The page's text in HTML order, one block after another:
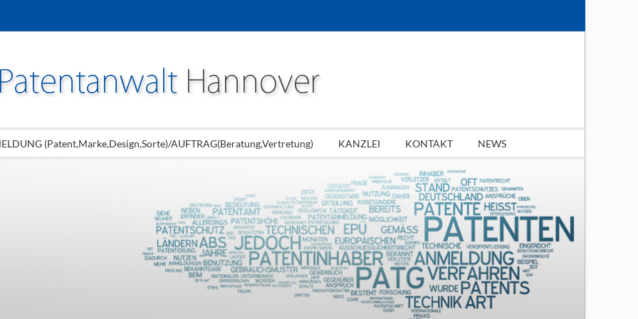
(Patent,Marke,Design,Sorte)/AUFTRAG(Beratung,Vertretung) KANZLEI KONTAKT NEWS